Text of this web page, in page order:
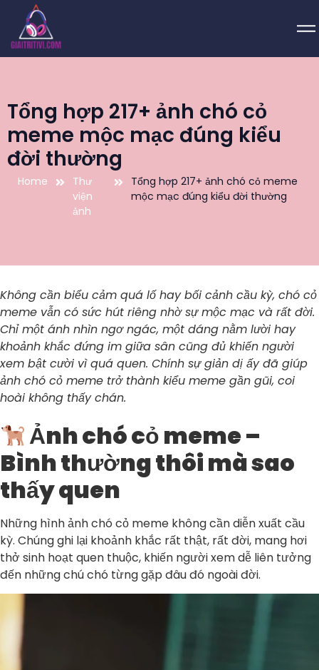
Tổng hợp 217+ ảnh chó cỏ
meme mộc mạc đúng kiểu
đời thường
Home
Thư
viện
ảnh
Tổng hợp 217+ ảnh chó cỏ meme
mộc mạc đúng kiểu đời thường
Không cần biểu cảm quá lố hay bối cảnh cầu kỳ, chó cỏ
meme vẫn có sức hút riêng nhờ sự mộc mạc và rất đời.
Chỉ một ánh nhìn ngơ ngác, một dáng nằm lười hay
khoảnh khắc đứng im giữa sân cũng đủ khiến người
xem bật cười vì quá quen. Chính sự giản dị ấy đã giúp
ảnh chó cỏ meme trở thành kiểu meme gần gũi, coi
hoài không thấy chán.
Ảnh chó cỏ meme –
Bình thường thôi mà sao
thấy quen
Những hình ảnh chó cỏ meme không cần diễn xuất cầu
kỳ. Chúng ghi lại khoảnh khắc rất thật, rất đời, mang hơi
thở sinh hoạt quen thuộc, khiến người xem dễ liên tưởng
đến những chú chó từng gặp đâu đó ngoài đời.